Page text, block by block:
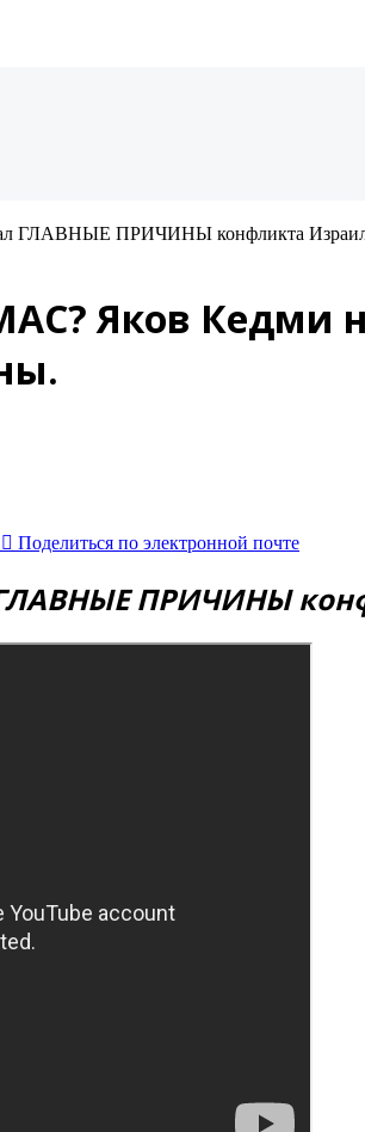
ГЛАВНЫЕ ПРИЧИНЫ конфликта
Яков
Поделиться по электронной почте
ПРИЧИНЫ